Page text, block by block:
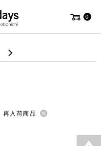
0
再入荷商品